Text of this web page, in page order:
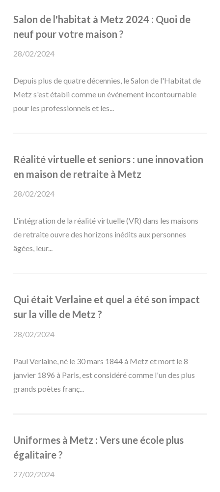
Salon de l'habitat à Metz 2024 : Quoi de
neuf pour votre maison ?
28/02/2024
Depuis plus de quatre décennies, le Salon de l'Habitat de
Metz s'est établi comme un événement incontournable
pour les professionnels et les...
Réalité virtuelle et seniors : une innovation
en maison de retraite à Metz
28/02/2024
L'intégration de la réalité virtuelle (VR) dans les maisons
de retraite ouvre des horizons inédits aux personnes
âgées, leur...
Qui était Verlaine et quel a été son impact
sur la ville de Metz ?
28/02/2024
Paul Verlaine, né le 30 mars 1844 à Metz et mort le 8
janvier 1896 à Paris, est considéré comme l'un des plus
grands poètes franç...
Uniformes à Metz : Vers une école plus
égalitaire ?
27/02/2024